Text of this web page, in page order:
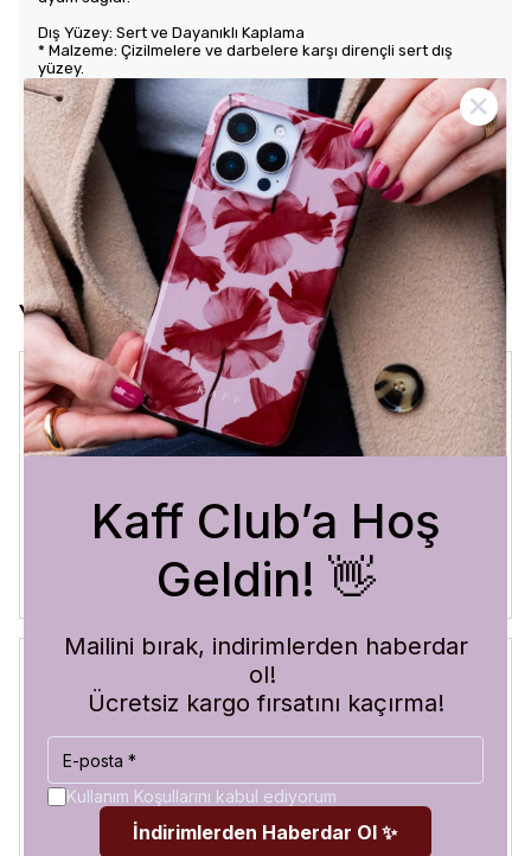
Dış Yüzey: Sert ve Dayanıklı Kaplama
* Malzeme: Çizilmelere ve darbelere karşı dirençli sert dış
yüzey.
* Tasarım: Benzersiz ve şık desenlerle estetik görünüm sunar.
Kullanım Kolaylığı
* Tuş Erişimi: Tuşlara kolay erişim sağlayarak kullanım rahatlığı
sunar.
* Uyum: Telefonunuza tam oturarak gevşek durmaz ve kaliteli
bir his verir.
Yorumlar
Crystal Sage
3 Ağustos 2026
Blue Abyss
Hilal A.
Satın Alınmış
Görür görmez çok beğendim. Hem desen olarak çok şık
hem de koruma olarak çok güvenilir. Ayrıca hızlı kargolama
Kaff Club’a Hoş
Geldin! 👋
Mailini bırak, indirimlerden haberdar
ol!
Ücretsiz kargo fırsatını kaçırma!
Kullanım Koşullarını kabul ediyorum
İndirimlerden Haberdar Ol ✨